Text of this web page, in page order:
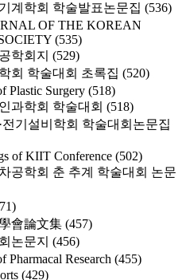
계학회 학술발표논문집 (536)
OF THE KOREAN
(535)
학회지 (529)
회 학술대회 초록집 (520)
Plastic Surgery (518)
과학회 학술대회 (518)
전기설비학회 학술대회논문집
of KIIT Conference (502)
공학회 춘 추계 학술대회 논문
會論文集 (457)
논문지 (456)
Pharmacal Research (455)
(429)